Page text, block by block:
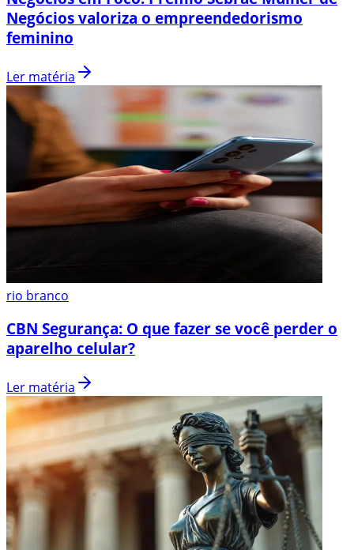
Negócios valoriza o empreendedorismo
feminino
Ler matéria
rio branco
CBN Segurança: O que fazer se você perder o
aparelho celular?
Ler matéria